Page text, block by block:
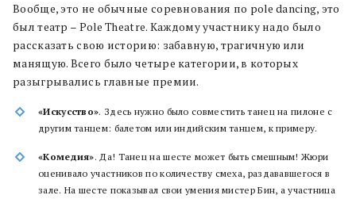
Вообще, это не обычные соревнования по pole dancing, это
был театр – Pole Theatre. Каждому участнику надо было
рассказать свою историю: забавную, трагичную или
манящую. Всего было четыре категории, в которых
разыгрывались главные премии.
«Искусство». Здесь нужно было совместить танец на пилоне с
другим танцем: балетом или индийским танцем, к примеру.
«Комедия». Да! Танец на шесте может быть смешным! Жюри
оценивало участников по количеству смеха, раздававшегося в
зале. На шесте показывал свои умения мистер Бин, а участница